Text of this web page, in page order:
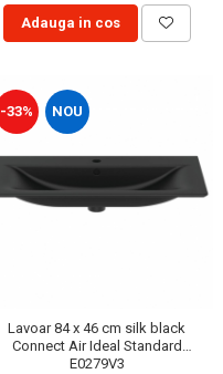
Adauga in cos
-33% NOU
Lavoar 84 x 46 cm silk black
Connect Air Ideal Standard
E0279V3